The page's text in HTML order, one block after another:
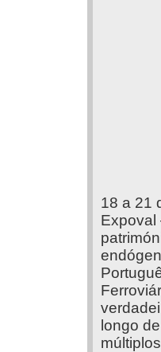
18 a 21
Expoval
longo